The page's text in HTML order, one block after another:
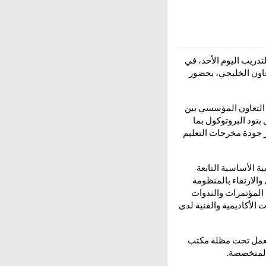
اليوم الأحد، في
الخليجي، بحضور
التعاون المؤسسي بين
البروتوكول بما
جودة مخرجات التعليم
الأساسية التابعة
بالمنظومة
والندوات
والفنية لدى
تعمل تحت مظلة مكتب
المتخصصة.